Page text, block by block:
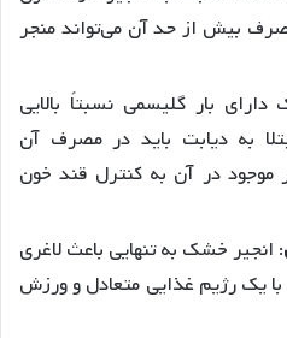
بیش از حد آن می‌تواند منجر
بار گلیسمی نسبتاً بالایی
به دیابت باید در مصرف آن
موجود در آن به کنترل قند خون
: انجیر خشک به تنهایی باعث لاغری
با یک رژیم غذایی متعادل و ورزش